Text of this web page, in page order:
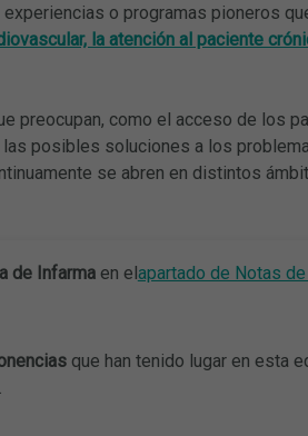
o programas pioneros
la atención al paciente
preocupan, como el acceso de los
posibles soluciones a los
se abren en distintos
de Infarmaen elapartado de Notas
que han tenido lugar en esta